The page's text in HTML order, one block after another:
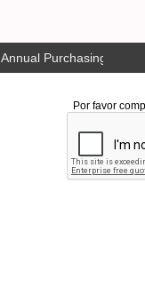
Annual Purchasing Plan
Por favor